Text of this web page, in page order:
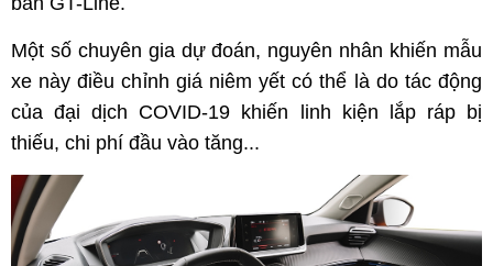
Một số chuyên gia dự đoán, nguyên nhân khiến mẫu
xe này điều chỉnh giá niêm yết có thể là do tác động
của đại dịch COVID-19 khiến linh kiện lắp ráp bị
thiếu, chi phí đầu vào tăng...